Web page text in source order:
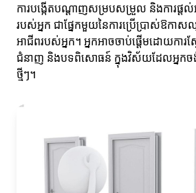
ការបង្កើតបណ្តាញសម្របសម្រួល និងការផ្
របស់អ្នក ជាផ្នែកមួយនៃការប្រើប្រាស់ឱកាស
អាជីពរបស់អ្នក។ អ្នកអាចចាប់ផ្តើមដោយការស្
ជំនាញ និងបទពិសោធន៍ ក្នុងវិស័យដែលអ្នកចង់ធ្
ថ្មីៗ។